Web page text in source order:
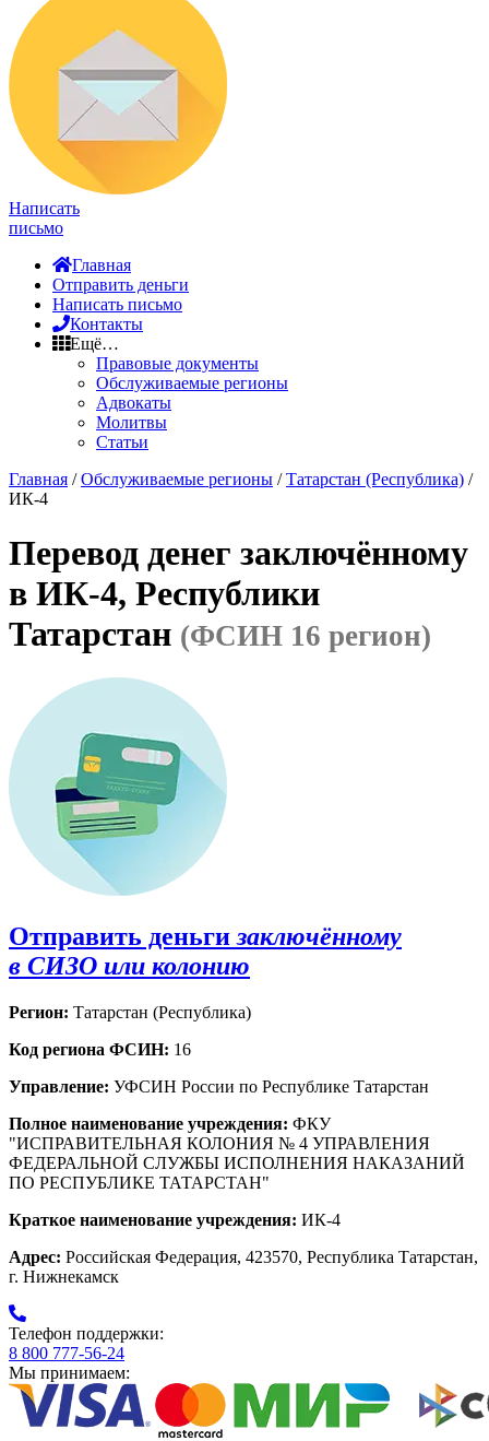
Написать
письмо
Главная
Отправить деньги
Написать письмо
Контакты
Ещё…
Правовые документы
Обслуживаемые регионы
Адвокаты
Молитвы
Статьи
Главная /Обслуживаемые регионы /Татарстан (Республика) /
ИК-4
Перевод денег заключённому
в ИК-4, Республики
Татарстан (ФСИН 16 регион)
Отправить деньги заключённому
в СИЗО или колонию
Регион: Татарстан (Республика)
Код региона ФСИН: 16
Управление: УФСИН России по Республике Татарстан
Полное наименование учреждения: ФКУ
"ИСПРАВИТЕЛЬНАЯ КОЛОНИЯ № 4 УПРАВЛЕНИЯ
ФЕДЕРАЛЬНОЙ СЛУЖБЫ ИСПОЛНЕНИЯ НАКАЗАНИЙ
ПО РЕСПУБЛИКЕ ТАТАРСТАН"
Краткое наименование учреждения: ИК-4
Адрес: Российская Федерация, 423570, Республика Татарстан,
г. Нижнекамск
Телефон поддержки:
8 800 777-56-24
Мы принимаем: